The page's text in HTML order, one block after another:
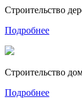
Строительство
Подробнее
Строительство
Подробнее